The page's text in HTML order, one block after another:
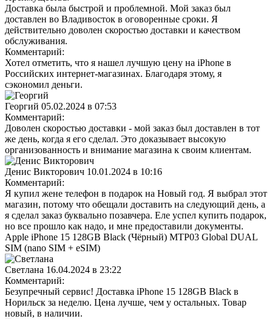
Доставка была быстрой и проблемной. Мой заказ был
доставлен во Владивосток в оговоренные сроки. Я
действительно доволен скоростью доставки и качеством
обслуживания.
Комментарий:
Хотел отметить, что я нашел лучшую цену на iPhone в
Российских интернет-магазинах. Благодаря этому, я
сэкономил деньги.
Георгий 05.02.2024 в 07:53
Комментарий:
Доволен скоростью доставки - мой заказ был доставлен в тот
же день, когда я его сделал. Это доказывает высокую
организованность и внимание магазина к своим клиентам.
Денис Викторович 10.01.2024 в 10:16
Комментарий:
Я купил жене телефон в подарок на Новый год. Я выбрал этот
магазин, потому что обещали доставить на следующий день, а
я сделал заказ буквально позавчера. Еле успел купить подарок,
но все прошло как надо, и мне предоставили документы.
Apple iPhone 15 128GB Black (Чёрный) MTP03 Global DUAL
SIM (nano SIM + eSIM)
Светлана 16.04.2024 в 23:22
Комментарий:
Безупречный сервис! Доставка iPhone 15 128GB Black в
Норильск за неделю. Цена лучше, чем у остальных. Товар
новый, в наличии.